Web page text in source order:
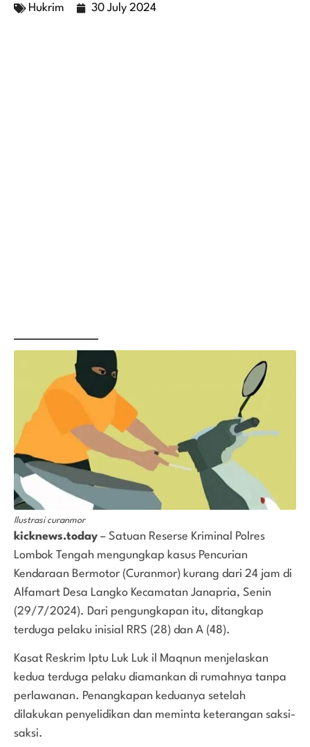
Hukrim 30 July 2024
Ilustrasi curanmor
kicknews.today – Satuan Reserse Kriminal Polres
Lombok Tengah mengungkap kasus Pencurian
Kendaraan Bermotor (Curanmor) kurang dari 24 jam di
Alfamart Desa Langko Kecamatan Janapria, Senin
(29/7/2024). Dari pengungkapan itu, ditangkap
terduga pelaku inisial RRS (28) dan A (48).
Kasat Reskrim Iptu Luk Luk il Maqnun menjelaskan
kedua terduga pelaku diamankan di rumahnya tanpa
perlawanan. Penangkapan keduanya setelah
dilakukan penyelidikan dan meminta keterangan saksi-
saksi.